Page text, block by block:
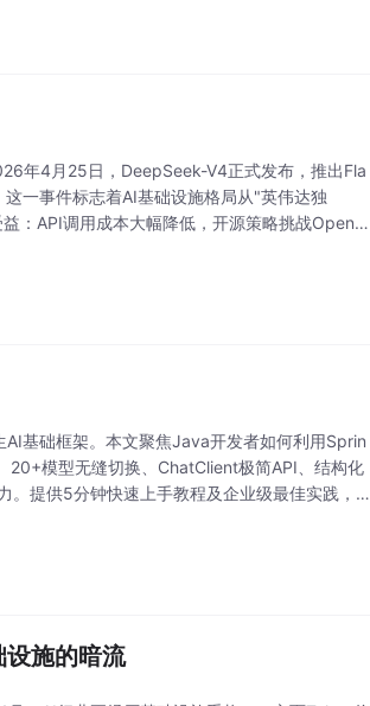
年4月25日，DeepSeek-V4正式发布，推出Fla
一事件标志着AI基础设施格局从"英伟达独
：API调用成本大幅降低，开源策略挑战OpenAI/
基础框架。本文聚焦Java开发者如何利用Sprin
模型无缝切换、ChatClient极简API、结构化
提供5分钟快速上手教程及企业级最佳实践，
施的暗流